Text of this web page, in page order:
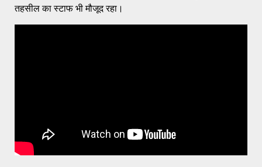
तहसील का स्टाफ भी मौजूद रहा।